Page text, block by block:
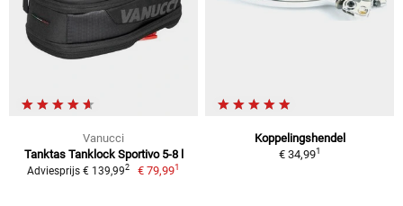
Vanucci
Tanktas Tanklock Sportivo 5-8 l
Adviesprijs € 139,992 € 79,991
Koppelingshendel
€ 34,991